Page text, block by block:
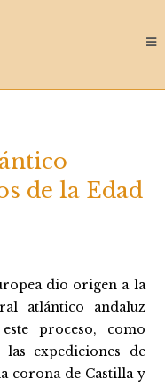
de la Edad
dio origen a la
atlántico andaluz
proceso, como
expediciones de
corona de Castilla y